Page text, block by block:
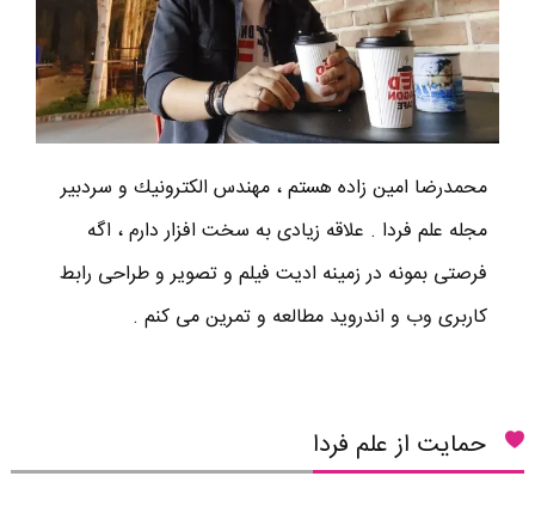
محمدرضا امين زاده هستم ، مهندس الكترونيك و سردبير
مجله علم فردا . علاقه زیادی به سخت افزار دارم ، اگه
فرصتی بمونه در زمینه ادیت فیلم و تصویر و طراحی رابط
کاربری وب و اندروید مطالعه و تمرین می کنم .
حمایت از علم فردا